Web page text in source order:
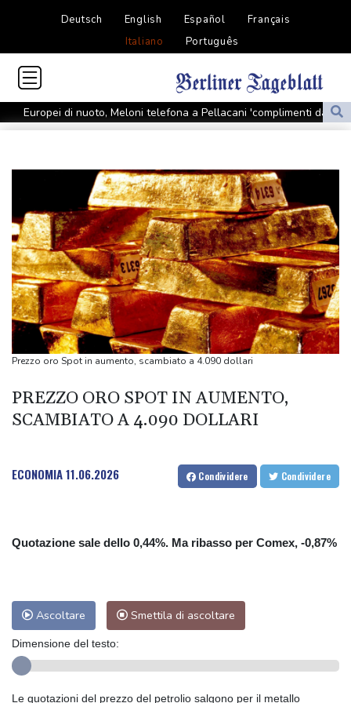
Deutsch English Español
Français
Italiano
Português
Europei di nuoto, Meloni telefona a Pellacani 'complimenti da
tutta l'Italia'
Al via a Caracas il dialogo tra governo e opposizione
Al via a Caracas il dialogo tra governo e opposizione
Usa, nuovi dazi sulle importazioni di polisilicio
Usa, nuovi dazi sulle importazioni di polisilicio
Yemen, sale a 58 morti il bilancio dell'attacco degli Houthi
Yemen, sale a 58 morti il bilancio dell'attacco degli Houthi
Trump firma un ordine esecutivo contro il 'turismo delle nascite'
Trump firma un ordine esecutivo contro il 'turismo delle nascite'
Prezzo oro Spot in aumento, scambiato a 4.090 dollari
PREZZO ORO SPOT IN AUMENTO,
SCAMBIATO A 4.090 DOLLARI
ECONOMIA11.06.2026 Condividere Condividere
Quotazione sale dello 0,44%. Ma ribasso per Comex, -0,87%
Ascoltare Smettila di ascoltare
Dimensione del testo:
Le quotazioni del prezzo del petrolio salgono per il metallo